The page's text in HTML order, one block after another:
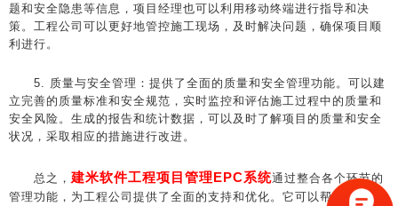
题和安全隐患等信息，项目经理也可以利用移动终端进行指导和决
策。工程公司可以更好地管控施工现场，及时解决问题，确保项目顺
利进行。
5. 质量与安全管理：提供了全面的质量和安全管理功能。可以建
立完善的质量标准和安全规范，实时监控和评估施工过程中的质量和
安全风险。生成的报告和统计数据，可以及时了解项目的质量和安全
状况，采取相应的措施进行改进。
总之， 建米软件工程项目管理EPC系统通过整合各个环节的
管理功能，为工程公司提供了全面的支持和优化。它可以帮助工程公